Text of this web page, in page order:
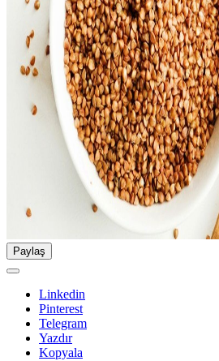
Paylaş
Linkedin
Pinterest
Telegram
Yazdır
Kopyala